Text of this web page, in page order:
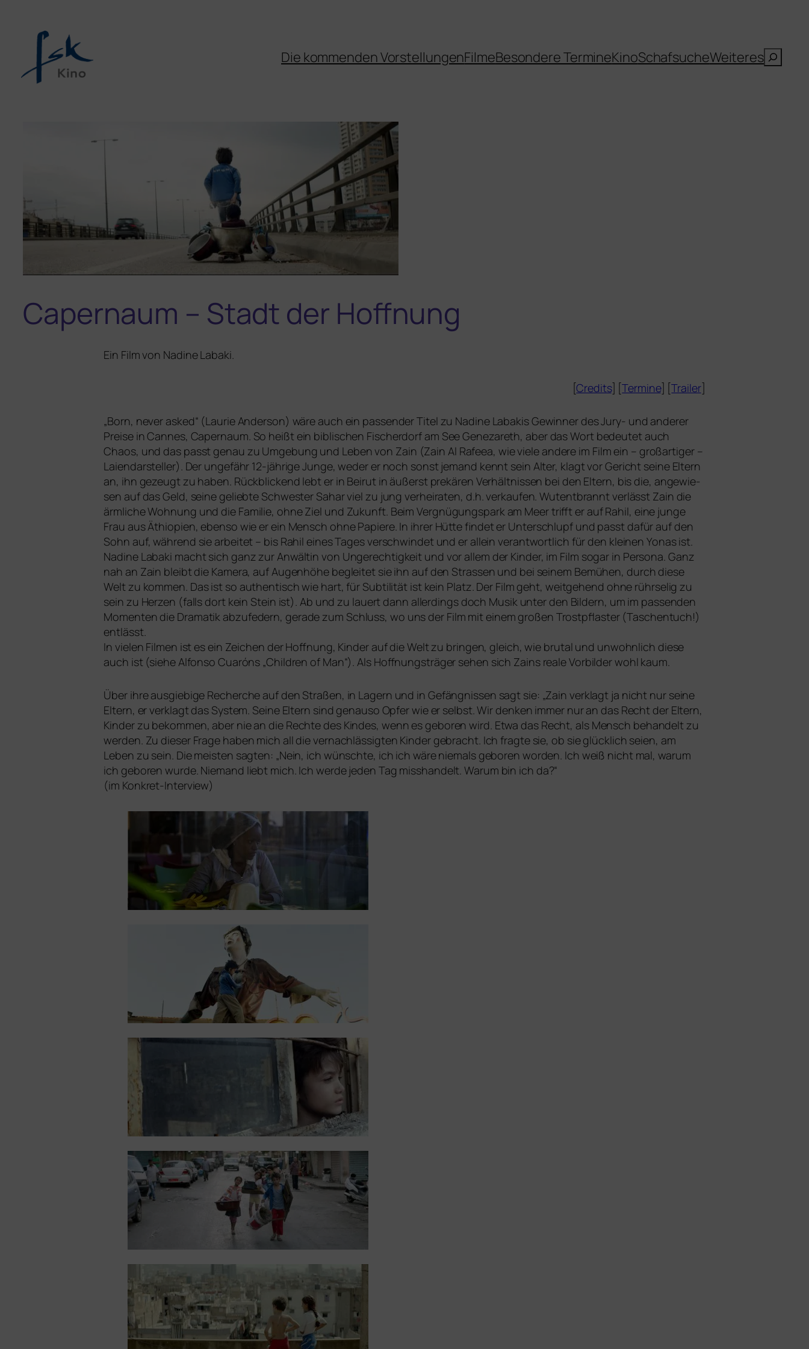
Die kommenden VorstellungenFilmeBesondere TermineKinoSchafsucheWeiteresSuchen
Capernaum – Stadt der Hoffnung
Ein Film von Nadine Labaki.
[Credits] [Termine] [Trailer]
„Born, never asked“ (Laurie Anderson) wäre auch ein pas­sen­der Titel zu Nadine Labakis Gewinner des Jury- und ande­rer
Preise in Cannes, Capernaum. So heißt ein bibli­schen Fischerdorf am See Genezareth, aber das Wort bedeu­tet auch
Chaos, und das passt genau zu Umgebung und Leben von Zain (Zain Al Rafeea, wie vie­le ande­re im Film ein – groß­ar­ti­ger –
Laiendarsteller). Der unge­fähr 12-jäh­ri­ge Junge, weder er noch sonst jemand kennt sein Alter, klagt vor Gericht sei­ne Eltern
an, ihn gezeugt zu haben. Rückblickend lebt er in Beirut in äußerst pre­kä­ren Verhältnissen bei den Eltern, bis die, ange­wie­
sen auf das Geld, sei­ne gelieb­te Schwester Sahar viel zu jung ver­hei­ra­ten, d.h. ver­kau­fen. Wutentbrannt ver­lässt Zain die
ärm­li­che Wohnung und die Familie, ohne Ziel und Zukunft. Beim Vergnügungspark am Meer trifft er auf Rahil, eine jun­ge
Frau aus Äthiopien, eben­so wie er ein Mensch ohne Papiere. In ihrer Hütte fin­det er Unterschlupf und passt dafür auf den
Sohn auf, wäh­rend sie arbei­tet – bis Rahil eines Tages ver­schwin­det und er allein ver­ant­wort­lich für den klei­nen Yonas ist.
Nadine Labaki macht sich ganz zur Anwältin von Ungerechtigkeit und vor allem der Kinder, im Film sogar in Persona. Ganz
nah an Zain bleibt die Kamera, auf Augenhöhe beglei­tet sie ihn auf den Strassen und bei sei­nem Bemühen, durch die­se
Welt zu kom­men. Das ist so authen­tisch wie hart, für Subtilität ist kein Platz. Der Film geht, weit­ge­hend ohne rühr­se­lig zu
sein zu Herzen (falls dort kein Stein ist). Ab und zu lau­ert dann aller­dings doch Musik unter den Bildern, um im pas­sen­den
Momenten die Dramatik abzu­fe­dern, gera­de zum Schluss, wo uns der Film mit einem gro­ßen Trostpflaster (Taschentuch!)
entlässt.
In vie­len Filmen ist es ein Zeichen der Hoffnung, Kinder auf die Welt zu brin­gen, gleich, wie bru­tal und unwohn­lich die­se
auch ist (sie­he Alfonso Cuaróns „Children of Man“). Als Hoffnungsträger sehen sich Zains rea­le Vorbilder wohl kaum.
Über ihre aus­gie­bi­ge Recherche auf den Straßen, in Lagern und in Gefängnissen sagt sie: „Zain ver­klagt ja nicht nur sei­ne
Eltern, er ver­klagt das System. Seine Eltern sind genau­so Opfer wie er selbst. Wir den­ken immer nur an das Recht der Eltern,
Kinder zu bekom­men, aber nie an die Rechte des Kindes, wenn es gebo­ren wird. Etwa das Recht, als Mensch behan­delt zu
wer­den. Zu die­ser Frage haben mich all die ver­nach­läs­sig­ten Kinder gebracht. Ich frag­te sie, ob sie glück­lich sei­en, am
Leben zu sein. Die meis­ten sag­ten: „Nein, ich wünsch­te, ich ich wäre nie­mals gebo­ren wor­den. Ich weiß nicht mal, war­um
ich gebo­ren wur­de. Niemand liebt mich. Ich wer­de jeden Tag miss­han­delt. Warum bin ich da?“
(im Konkret-Interview)